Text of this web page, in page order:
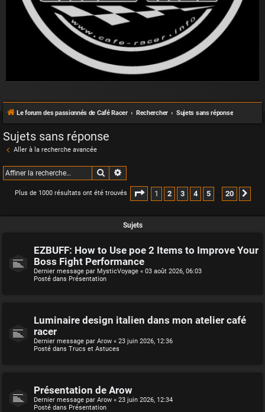
Le forum des passionnés de Café Racer Rechercher Sujets sans réponse
Sujets sans réponse
Aller à la recherche avancée
Rechercher
Plus de 1000 résultats ont été trouvés Page 1sur20
1 2 3 4 5 20
Sujets
EZBUFF: How to Use poe 2 Items to Improve Your
Boss Fight Performance
Dernier message par MysticVoyage « 03 août 2026, 06:03
Posté dans Présentation
Luminaire design italien dans mon atelier café
racer
Dernier message par Arow « 23 juin 2026, 12:36
Posté dans Trucs et Astuces
Présentation de Arow
Dernier message par Arow « 23 juin 2026, 12:34
Posté dans Présentation